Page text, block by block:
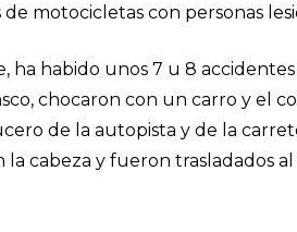
motocicletas con personas
ha habido unos 7 u 8
chocaron con un carro y el
de la autopista y de la
cabeza y fueron trasladados